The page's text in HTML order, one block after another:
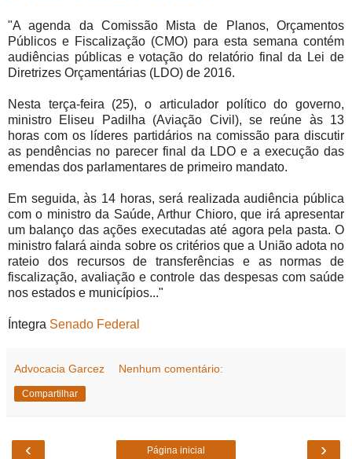
"A agenda da Comissão Mista de Planos, Orçamentos
Públicos e Fiscalização (CMO) para esta semana contém
audiências públicas e votação do relatório final da Lei de
Diretrizes Orçamentárias (LDO) de 2016.
Nesta terça-feira (25), o articulador político do governo,
ministro Eliseu Padilha (Aviação Civil), se reúne às 13
horas com os líderes partidários na comissão para discutir
as pendências no parecer final da LDO e a execução das
emendas dos parlamentares de primeiro mandato.
Em seguida, às 14 horas, será realizada audiência pública
com o ministro da Saúde, Arthur Chioro, que irá apresentar
um balanço das ações executadas até agora pela pasta. O
ministro falará ainda sobre os critérios que a União adota no
rateio dos recursos de transferências e as normas de
fiscalização, avaliação e controle das despesas com saúde
nos estados e municípios..."
Íntegra Senado Federal
Advocacia Garcez Nenhum comentário:
Compartilhar
‹ ›
Página inicial